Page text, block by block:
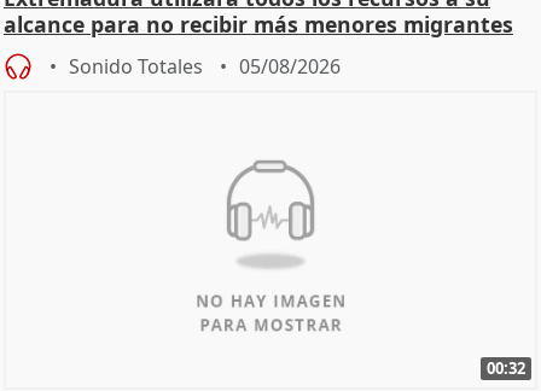
alcance para no recibir más menores migrantes
Sonido Totales 05/08/2026
00:32